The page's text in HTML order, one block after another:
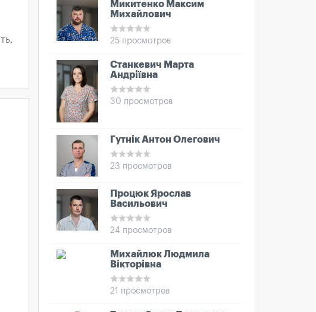
Микитенко Максим
Михайлович
25 просмотров
Станкевич Марта
Андріївна
30 просмотров
Гутнік Антон Олегович
23 просмотров
Процюк Ярослав
Васильович
24 просмотров
Михайлюк Людмила
Вікторівна
21 просмотров